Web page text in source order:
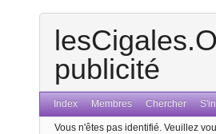
publicité
Index Membres Chercher
Vous n'êtes pas identifié. Veuillez